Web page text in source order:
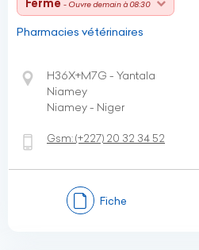
Fermé - Ouvre demain à 08:30
Pharmacies vétérinaires
H36X+M7G - Yantala
Niamey
Niamey - Niger
Gsm:(+227) 20 32 34 52
Fiche